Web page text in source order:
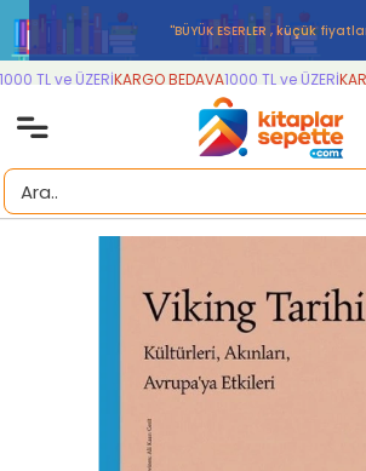
''BÜYÜK ESERLER , küçük
TL ve ÜZERİKARGO BEDAVA1000 TL ve ÜZERİ